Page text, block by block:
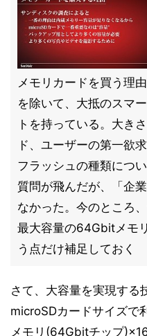
メモリカードを買う理
を除いて、大抵のスマ
トを持っている。大き
ド、ユーザーの第一欲
フラッシュの種類につ
質問が飛んだが、「企
なかった。今のところ
最大容量の64Gbitメモ
う点だけ補足しておく
さて、大容量を実現する
microSDカードサイズで
メモリ(64Gbitチップ